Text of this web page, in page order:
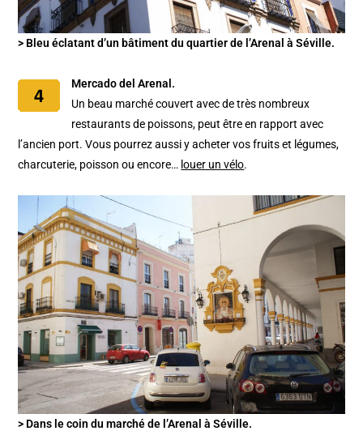
> Bleu éclatant d’un bâtiment du quartier de l’Arenal à Séville.
Mercado del Arenal.
Un beau marché couvert avec de très nombreux
restaurants de poissons, peut être en rapport avec
l’ancien port. Vous pourrez aussi y acheter vos fruits et légumes,
charcuterie, poisson ou encore… louer un vélo.
> Dans le coin du marché de l’Arenal à Séville.